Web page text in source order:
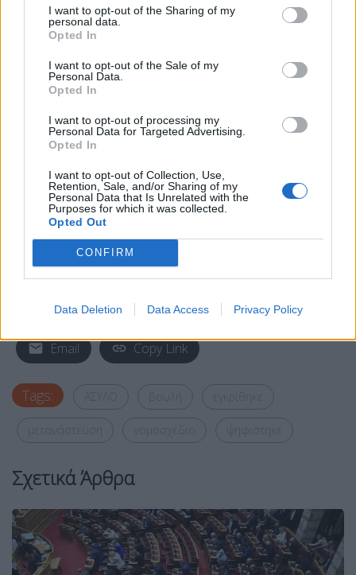
I want to opt-out of the Sharing of my
personal data.
Opted In
I want to opt-out of the Sale of my
Personal Data.
Opted In
I want to opt-out of processing my
Personal Data for Targeted Advertising.
Opted In
I want to opt-out of Collection, Use,
Retention, Sale, and/or Sharing of my
Personal Data that Is Unrelated with the
Purposes for which it was collected.
Opted Out
CONFIRM
Data Deletion Data Access Privacy Policy
Facebook Share on X Bluesky
Email Copy Link
Tags:
Σχετικά Άρθρα